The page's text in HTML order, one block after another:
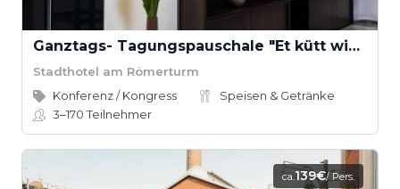
Ganztags- Tagungspauschale "Et kütt wie et kütt"
Stadthotel am Römerturm
Konferenz / Kongress
Speisen & Getränke
3–170Teilnehmer
ca.139€/ Pers.